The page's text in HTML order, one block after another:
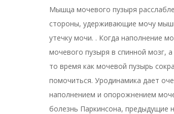
Мышца мочевого пузыря
стороны, удерживающие мочу
утечку мочи. . Когда наполнение
мочевого пузыря в спинной мозг,
то время как мочевой пузырь
помочиться. Уродинамика дает
наполнением и опорожнением
болезнь Паркинсона, предыдущие